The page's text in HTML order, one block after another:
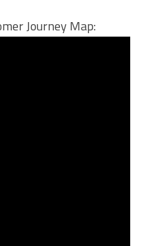
Journey Map: